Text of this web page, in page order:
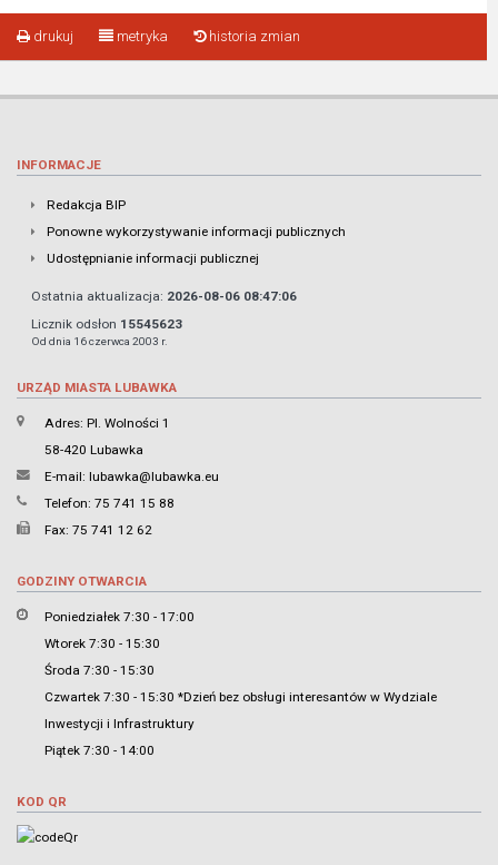
drukuj metryka historia zmian
INFORMACJE
Redakcja BIP
Ponowne wykorzystywanie informacji publicznych
Udostępnianie informacji publicznej
Ostatnia aktualizacja: 2026-08-06 08:47:06
Licznik odsłon 15545623
Od dnia 16 czerwca 2003 r.
URZĄD MIASTA LUBAWKA
Adres: Pl. Wolności 1
58-420 Lubawka
E-mail: lubawka@lubawka.eu
Telefon: 75 741 15 88
Fax: 75 741 12 62
GODZINY OTWARCIA
Poniedziałek 7:30 - 17:00
Wtorek 7:30 - 15:30
Środa 7:30 - 15:30
Czwartek 7:30 - 15:30 *Dzień bez obsługi interesantów w Wydziale
Inwestycji i Infrastruktury
Piątek 7:30 - 14:00
KOD QR